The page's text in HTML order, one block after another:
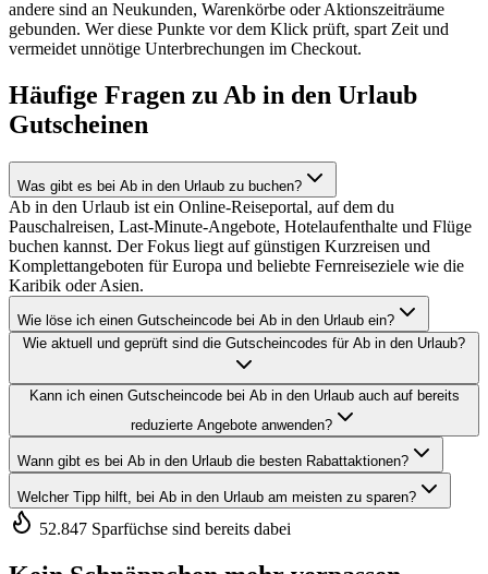
andere sind an Neukunden, Warenkörbe oder Aktionszeiträume
gebunden. Wer diese Punkte vor dem Klick prüft, spart Zeit und
vermeidet unnötige Unterbrechungen im Checkout.
Häufige Fragen zu Ab in den Urlaub
Gutscheinen
Was gibt es bei Ab in den Urlaub zu buchen?
Ab in den Urlaub ist ein Online-Reiseportal, auf dem du
Pauschalreisen, Last-Minute-Angebote, Hotelaufenthalte und Flüge
buchen kannst. Der Fokus liegt auf günstigen Kurzreisen und
Komplettangeboten für Europa und beliebte Fernreiseziele wie die
Karibik oder Asien.
Wie löse ich einen Gutscheincode bei Ab in den Urlaub ein?
Wie aktuell und geprüft sind die Gutscheincodes für Ab in den Urlaub?
Kann ich einen Gutscheincode bei Ab in den Urlaub auch auf bereits
reduzierte Angebote anwenden?
Wann gibt es bei Ab in den Urlaub die besten Rabattaktionen?
Welcher Tipp hilft, bei Ab in den Urlaub am meisten zu sparen?
52.847 Sparfüchse sind bereits dabei